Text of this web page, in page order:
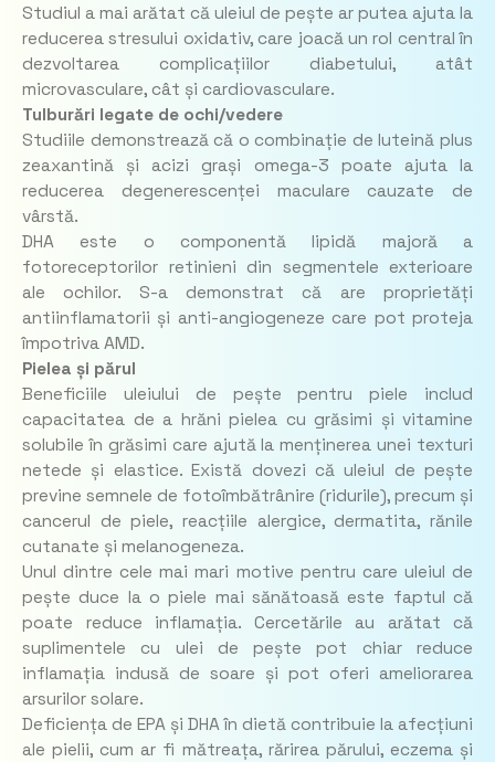
Studiul a mai arătat că uleiul de pește ar putea ajuta la
reducerea stresului oxidativ, care joacă un rol central în
dezvoltarea complicațiilor diabetului, atât
microvasculare, cât și cardiovasculare.
Tulburări legate de ochi/vedere
Studiile demonstrează că o combinație de luteină plus
zeaxantină și acizi grași omega-3 poate ajuta la
reducerea degenerescenței maculare cauzate de
vârstă.
DHA este o componentă lipidă majoră a
fotoreceptorilor retinieni din segmentele exterioare
ale ochilor. S-a demonstrat că are proprietăți
antiinflamatorii și anti-angiogeneze care pot proteja
împotriva AMD.
Pielea și părul
Beneficiile uleiului de pește pentru piele includ
capacitatea de a hrăni pielea cu grăsimi și vitamine
solubile în grăsimi care ajută la menținerea unei texturi
netede și elastice. Există dovezi că uleiul de pește
previne semnele de fotoîmbătrânire (ridurile), precum și
cancerul de piele, reacțiile alergice, dermatita, rănile
cutanate și melanogeneza.
Unul dintre cele mai mari motive pentru care uleiul de
pește duce la o piele mai sănătoasă este faptul că
poate reduce inflamația. Cercetările au arătat că
suplimentele cu ulei de pește pot chiar reduce
inflamația indusă de soare și pot oferi ameliorarea
arsurilor solare.
Deficiența de EPA și DHA în dietă contribuie la afecțiuni
ale pielii, cum ar fi mătreața, rărirea părului, eczema și